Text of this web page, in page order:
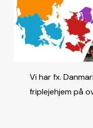
Vi har fx.
friplejehjem på